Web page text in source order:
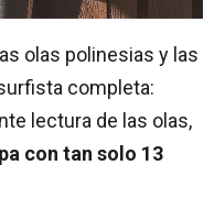
olas polinesias y las
completa:
lectura de las olas,
con tan solo 13